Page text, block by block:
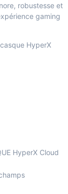
robustesse et
gaming
HyperX
HyperX Cloud